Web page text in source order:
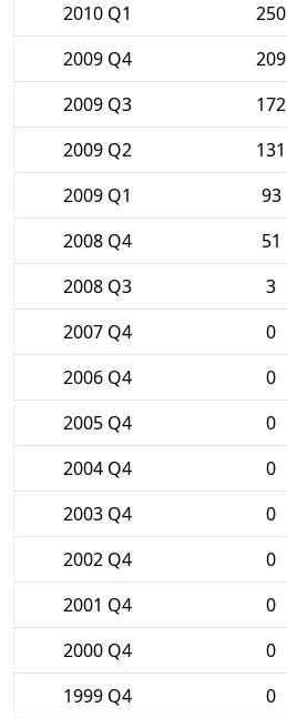
2010 Q1
250
2009 Q4
209
2009 Q3
172
2009 Q2
131
2009 Q1
93
2008 Q4
51
2008 Q3
3
2007 Q4
0
2006 Q4
0
2005 Q4
0
2004 Q4
0
2003 Q4
0
2002 Q4
0
2001 Q4
0
2000 Q4
0
1999 Q4
0